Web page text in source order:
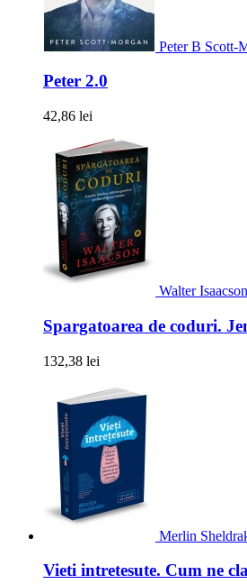
Peter B Scott-
Peter 2.0
42,86 lei
Walter Isaacson
Spargatoarea de coduri.
132,38 lei
Merlin
Vieti intretesute. Cum ne